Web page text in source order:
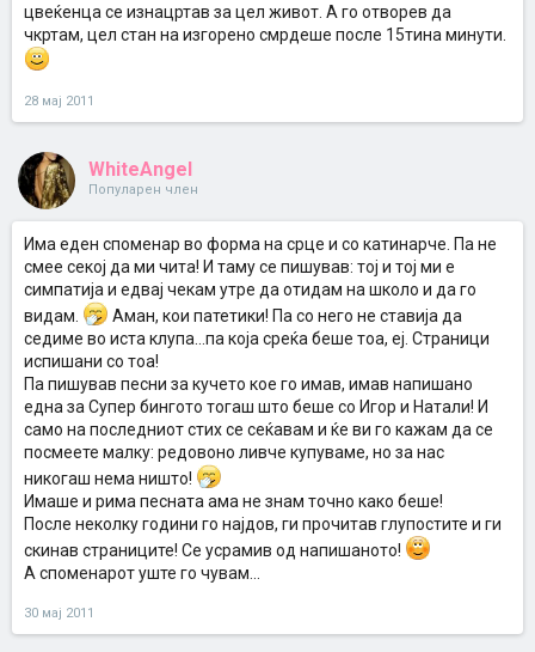
цвеќенца се изнацртав за цел живот. А го отворев да
чкртам, цел стан на изгорено смрдеше после 15тина минути.
28 мај 2011
WhiteAngel
Популарен член
Има еден споменар во форма на срце и со катинарче. Па не
смее секој да ми чита! И таму се пишував: тој и тој ми е
симпатија и едвај чекам утре да отидам на школо и да го
видам.
Аман, кои патетики! Па со него не ставија да
седиме во иста клупа...па која среќа беше тоа, еј. Страници
испишани со тоа!
Па пишував песни за кучето кое го имав, имав напишано
една за Супер бингото тогаш што беше со Игор и Натали! И
само на последниот стих се сеќавам и ќе ви го кажам да се
посмеете малку: редовоно ливче купуваме, но за нас
никогаш нема ништо!
Имаше и рима песната ама не знам точно како беше!
После неколку години го најдов, ги прочитав глупостите и ги
скинав страниците! Се усрамив од напишаното!
А споменарот уште го чувам...
30 мај 2011